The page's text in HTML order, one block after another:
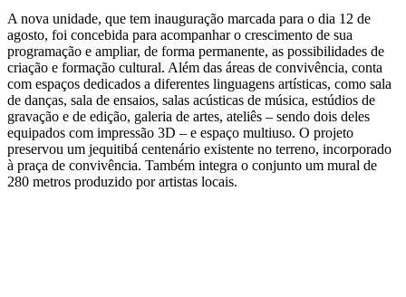
A nova unidade, que tem inauguração marcada para o dia 12 de
agosto, foi concebida para acompanhar o crescimento de sua
programação e ampliar, de forma permanente, as possibilidades de
criação e formação cultural. Além das áreas de convivência, conta
com espaços dedicados a diferentes linguagens artísticas, como sala
de danças, sala de ensaios, salas acústicas de música, estúdios de
gravação e de edição, galeria de artes, ateliês – sendo dois deles
equipados com impressão 3D – e espaço multiuso. O projeto
preservou um jequitibá centenário existente no terreno, incorporado
à praça de convivência. Também integra o conjunto um mural de
280 metros produzido por artistas locais.